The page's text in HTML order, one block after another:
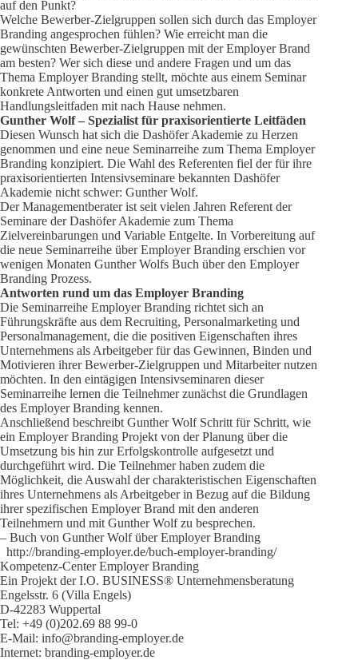
auf den Punkt?
Welche Bewerber-Zielgruppen sollen sich durch das Employer
Branding angesprochen fühlen? Wie erreicht man die
gewünschten Bewerber-Zielgruppen mit der Employer Brand
am besten? Wer sich diese und andere Fragen und um das
Thema Employer Branding stellt, möchte aus einem Seminar
konkrete Antworten und einen gut umsetzbaren
Handlungsleitfaden mit nach Hause nehmen.
Gunther Wolf – Spezialist für praxisorientierte Leitfäden
Diesen Wunsch hat sich die Dashöfer Akademie zu Herzen
genommen und eine neue Seminarreihe zum Thema Employer
Branding konzipiert. Die Wahl des Referenten fiel der für ihre
praxisorientierten Intensivseminare bekannten Dashöfer
Akademie nicht schwer: Gunther Wolf.
Der Managementberater ist seit vielen Jahren Referent der
Seminare der Dashöfer Akademie zum Thema
Zielvereinbarungen und Variable Entgelte. In Vorbereitung auf
die neue Seminarreihe über Employer Branding erschien vor
wenigen Monaten Gunther Wolfs Buch über den Employer
Branding Prozess.
Antworten rund um das Employer Branding
Die Seminarreihe Employer Branding richtet sich an
Führungskräfte aus dem Recruiting, Personalmarketing und
Personalmanagement, die die positiven Eigenschaften ihres
Unternehmens als Arbeitgeber für das Gewinnen, Binden und
Motivieren ihrer Bewerber-Zielgruppen und Mitarbeiter nutzen
möchten. In den eintägigen Intensivseminaren dieser
Seminarreihe lernen die Teilnehmer zunächst die Grundlagen
des Employer Branding kennen.
Anschließend beschreibt Gunther Wolf Schritt für Schritt, wie
ein Employer Branding Projekt von der Planung über die
Umsetzung bis hin zur Erfolgskontrolle aufgesetzt und
durchgeführt wird. Die Teilnehmer haben zudem die
Möglichkeit, die Auswahl der charakteristischen Eigenschaften
ihres Unternehmens als Arbeitgeber in Bezug auf die Bildung
ihrer spezifischen Employer Brand mit den anderen
Teilnehmern und mit Gunther Wolf zu besprechen.
– Buch von Gunther Wolf über Employer Branding
http://branding-employer.de/buch-employer-branding/
Kompetenz-Center Employer Branding
Ein Projekt der I.O. BUSINESS® Unternehmensberatung
Engelsstr. 6 (Villa Engels)
D-42283 Wuppertal
Tel: +49 (0)202.69 88 99-0
E-Mail: info@branding-employer.de
Internet: branding-employer.de